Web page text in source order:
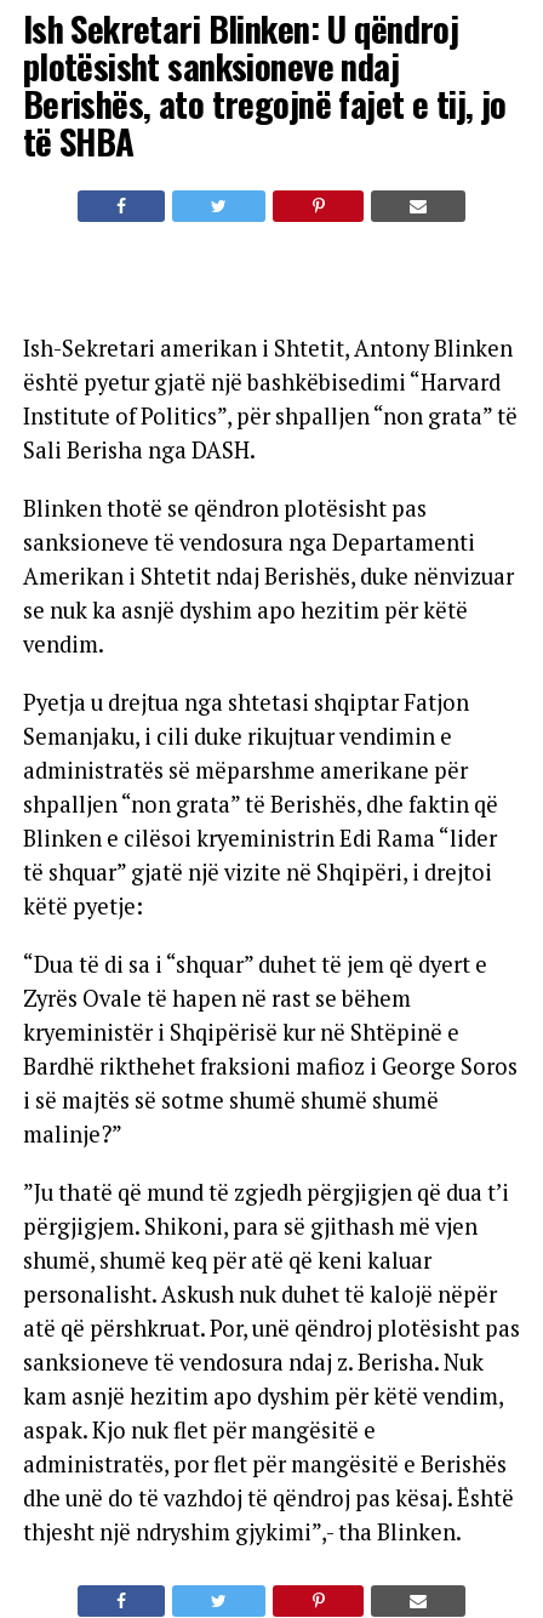
Ish Sekretari Blinken: U qëndroj
plotësisht sanksioneve ndaj
Berishës, ato tregojnë fajet e tij, jo
të SHBA
Ish-Sekretari amerikan i Shtetit, Antony Blinken
është pyetur gjatë një bashkëbisedimi “Harvard
Institute of Politics”, për shpalljen “non grata” të
Blinken thotë se qëndron plotësisht pas
sanksioneve të vendosura nga Departamenti
Amerikan i Shtetit ndaj Berishës, duke nënvizuar
se nuk ka asnjë dyshim apo hezitim për këtë
Pyetja u drejtua nga shtetasi shqiptar Fatjon
Semanjaku, i cili duke rikujtuar vendimin e
administratës së mëparshme amerikane për
shpalljen “non grata” të Berishës, dhe faktin që
Blinken e cilësoi kryeministrin Edi Rama “lider
të shquar” gjatë një vizite në Shqipëri, i drejtoi
“Dua të di sa i “shquar” duhet të jem që dyert e
Zyrës Ovale të hapen në rast se bëhem
kryeministër i Shqipërisë kur në Shtëpinë e
Bardhë rikthehet fraksioni mafioz i George Soros
i së majtës së sotme shumë shumë shumë
”Ju thatë që mund të zgjedh përgjigjen që dua t’i
përgjigjem. Shikoni, para së gjithash më vjen
shumë, shumë keq për atë që keni kaluar
personalisht. Askush nuk duhet të kalojë nëpër
atë që përshkruat. Por, unë qëndroj plotësisht pas
sanksioneve të vendosura ndaj z. Berisha. Nuk
kam asnjë hezitim apo dyshim për këtë vendim,
aspak. Kjo nuk flet për mangësitë e
administratës, por flet për mangësitë e Berishës
dhe unë do të vazhdoj të qëndroj pas kësaj. Është